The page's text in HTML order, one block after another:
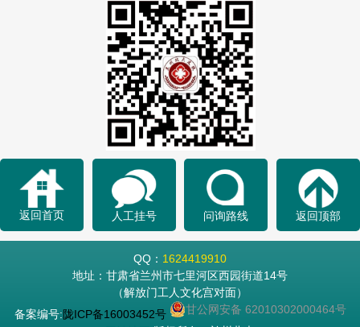
返回首页 人工挂号 问询路线 返回顶部
QQ： 1624419910
地址：甘肃省兰州市七里河区西园街道14号
（解放门工人文化宫对面）
备案编号:陇ICP备16003452号
甘公网安备 62010302000464号